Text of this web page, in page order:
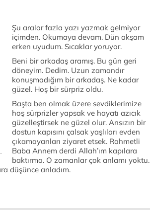
Şu aralar fazla yazı yazmak gelmiyor
içimden. Okumaya devam. Dün akşam
erken uyudum. Sıcaklar yoruyor.
Beni bir arkadaş aramış. Bu gün geri
döneyim. Dedim. Uzun zamandır
konuşmadığım bir arkadaş. Ne kadar
güzel. Hoş bir sürpriz oldu.
Başta ben olmak üzere sevdiklerimize
hoş sürprizler yapsak ve hayatı azıcık
güzelleştirsek ne güzel olur. Ansızın bir
dostun kapısını çalsak yaşlıları evden
çıkamayanları ziyaret etsek. Rahmetli
Baba Annem derdi Allah’ım kapılara
baktırma. O zamanlar çok anlamı yoktu.
düşünce anladım.